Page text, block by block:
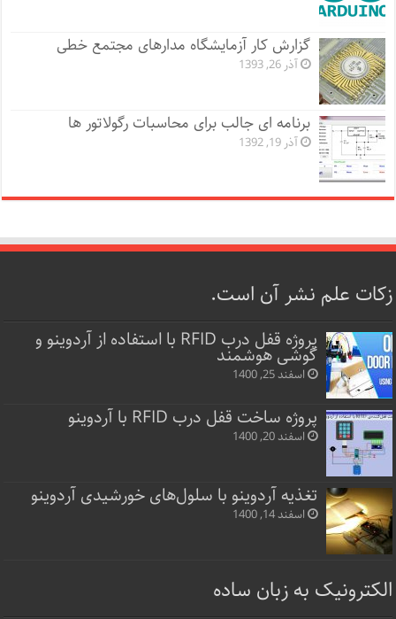
گزارش کار آزمایشگاه مدارهای مجتمع خطی
آذر 26, 1393
برنامه ای جالب برای محاسبات رگولاتور ها
آذر 19, 1392
زکات علم نشر آن است.
پروژه قفل‌ درب RFID با استفاده از آردوینو و
گوشی هوشمند
اسفند 25, 1400
پروژه ساخت قفل‌ درب RFID با آردوینو
اسفند 20, 1400
تغذیه آردوینو با سلول‌های خورشیدی آردوینو
اسفند 14, 1400
الکترونیک به زبان ساده